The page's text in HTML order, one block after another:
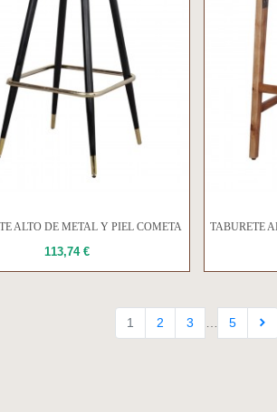
ALTO DE METAL Y PIEL COMETA
113,74 €
TABURETE
1 2 3 5